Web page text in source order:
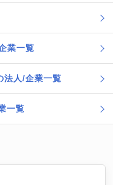
業一覧
法人/企業一覧
一覧